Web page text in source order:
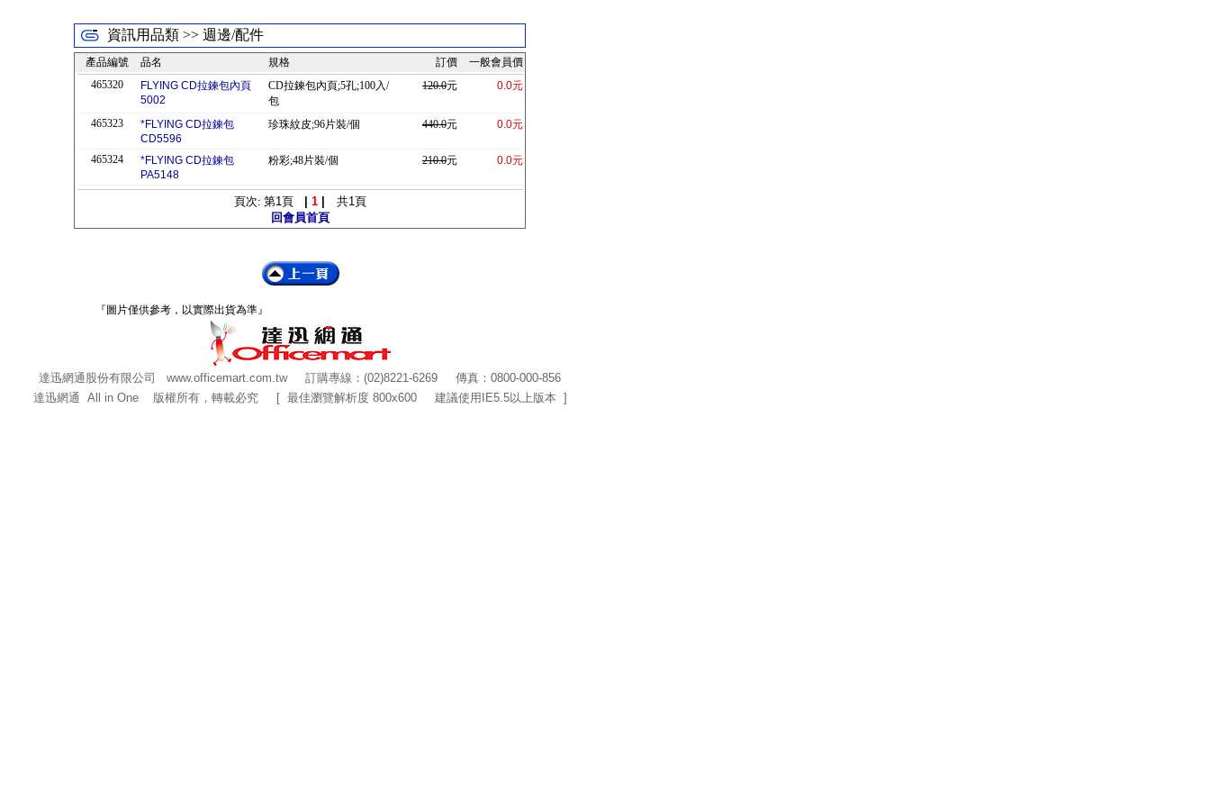
資訊用品類 >> 週邊/配件
產品編號 品名 規格 訂價
一般會員價
465320
FLYING CD拉鍊包內頁
5002
CD拉鍊包內頁;5孔;100入/
包
120.0元 0.0元
465323
*FLYING CD拉鍊包
CD5596
珍珠紋皮;96片裝/個 440.0元 0.0元
465324
*FLYING CD拉鍊包
PA5148
粉彩;48片裝/個 210.0元 0.0元
頁次: 第1頁 1| 共1頁
回會員首頁
『圖片僅供參考，以實際出貨為準』
達迅網通股份有限公司 www.officemart.com.tw訂購專線：(02)8221-6269
傳真：0800-000-856
達迅網通 All in One 版權所有，轉載必究 [ 最佳瀏覽解析度 800x600 建議使用IE5.5以上版本 ]